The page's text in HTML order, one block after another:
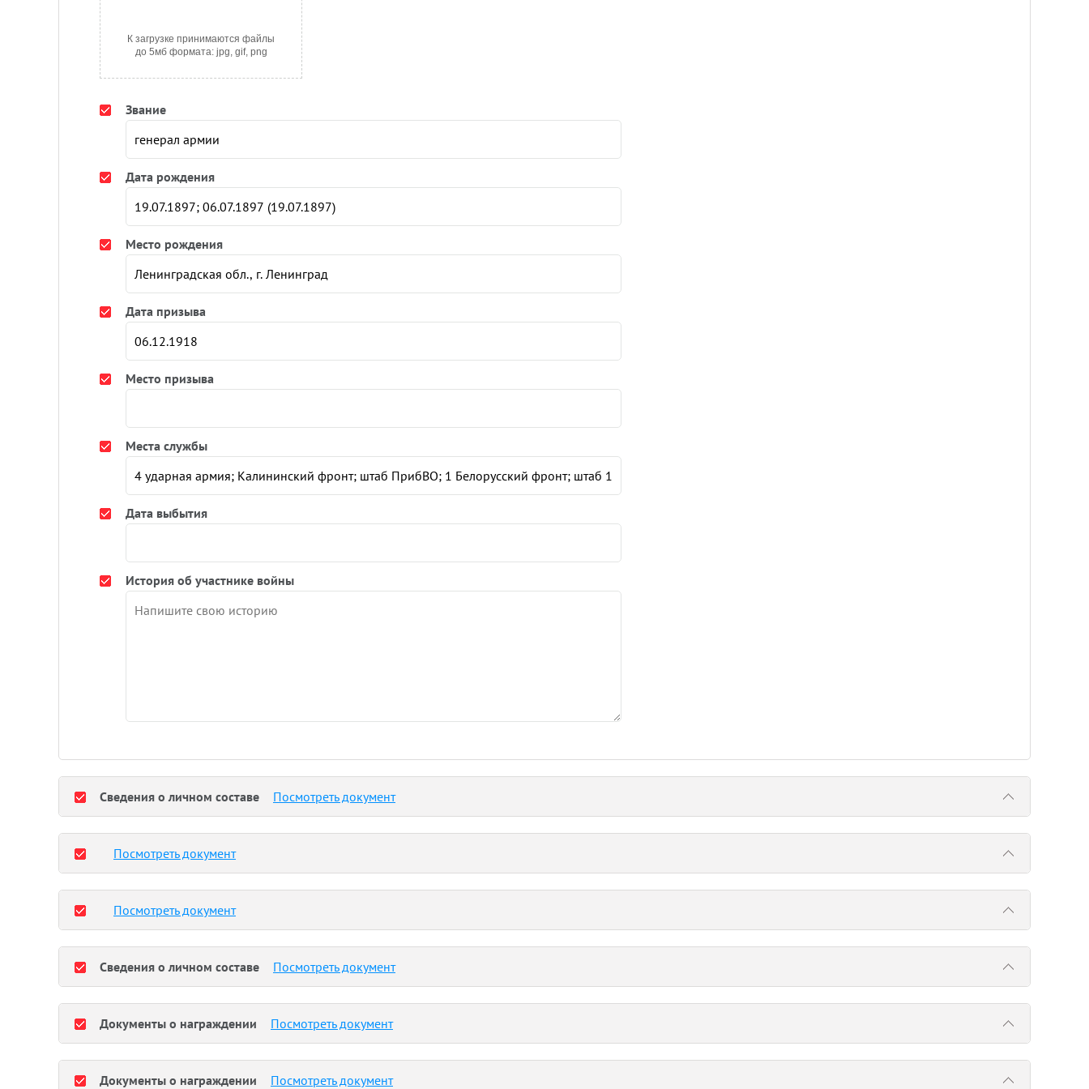
К загрузке принимаются файлы
до 5мб формата: jpg, gif, png
Звание
Дата рождения
Место рождения
Дата призыва
Место призыва
Места службы
Дата выбытия
История об участнике войны
Сведения о личном составе Посмотреть документ
Посмотреть документ
Посмотреть документ
Сведения о личном составе Посмотреть документ
Документы о награждении Посмотреть документ
Документы о награждении Посмотреть документ